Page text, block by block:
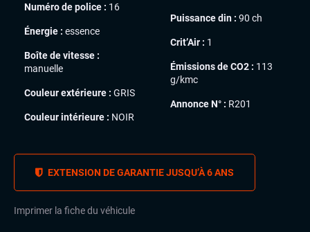
Numéro de police : 16
Énergie : essence
Boîte de vitesse :
manuelle
Couleur extérieure : GRIS
Couleur intérieure : NOIR
Puissance din : 90 ch
Crit’Air : 1
Émissions de CO2 : 113
g/kmc
Annonce N° : R201
EXTENSION DE GARANTIE JUSQU’À 6 ANS
Imprimer la fiche du véhicule